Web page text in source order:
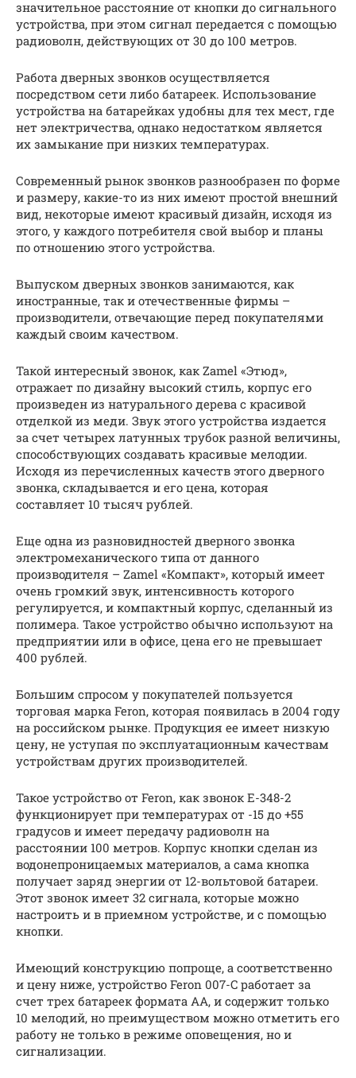
значительное расстояние от кнопки до сигнального
устройства, при этом сигнал передается с помощью
радиоволн, действующих от 30 до 100 метров.
Работа дверных звонков осуществляется
посредством сети либо батареек. Использование
устройства на батарейках удобны для тех мест, где
нет электричества, однако недостатком является
их замыкание при низких температурах.
Современный рынок звонков разнообразен по форме
и размеру, какие-то из них имеют простой внешний
вид, некоторые имеют красивый дизайн, исходя из
этого, у каждого потребителя свой выбор и планы
по отношению этого устройства.
Выпуском дверных звонков занимаются, как
иностранные, так и отечественные фирмы –
производители, отвечающие перед покупателями
каждый своим качеством.
Такой интересный звонок, как Zamel «Этюд»,
отражает по дизайну высокий стиль, корпус его
произведен из натурального дерева с красивой
отделкой из меди. Звук этого устройства издается
за счет четырех латунных трубок разной величины,
способствующих создавать красивые мелодии.
Исходя из перечисленных качеств этого дверного
звонка, складывается и его цена, которая
составляет 10 тысяч рублей.
Еще одна из разновидностей дверного звонка
электромеханического типа от данного
производителя – Zamel «Компакт», который имеет
очень громкий звук, интенсивность которого
регулируется, и компактный корпус, сделанный из
полимера. Такое устройство обычно используют на
предприятии или в офисе, цена его не превышает
400 рублей.
Большим спросом у покупателей пользуется
торговая марка Feron, которая появилась в 2004 году
на российском рынке. Продукция ее имеет низкую
цену, не уступая по эксплуатационным качествам
устройствам других производителей.
Такое устройство от Feron, как звонок E-348-2
функционирует при температурах от -15 до +55
градусов и имеет передачу радиоволн на
расстоянии 100 метров. Корпус кнопки сделан из
водонепроницаемых материалов, а сама кнопка
получает заряд энергии от 12-вольтовой батареи.
Этот звонок имеет 32 сигнала, которые можно
настроить и в приемном устройстве, и с помощью
кнопки.
Имеющий конструкцию попроще, а соответственно
и цену ниже, устройство Feron 007-C работает за
счет трех батареек формата АА, и содержит только
10 мелодий, но преимуществом можно отметить его
работу не только в режиме оповещения, но и
сигнализации.